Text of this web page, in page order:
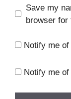
Save my
browser for
Notify me
Notify me